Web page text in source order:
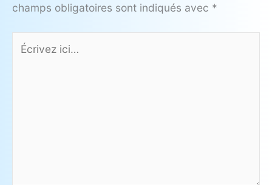
champs obligatoires sont indiqués avec *
Écrivez
ici…